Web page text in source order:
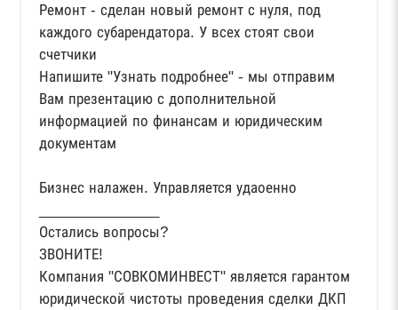
Ремонт - сделан новый ремонт с нуля, под
каждого субарендатора. У всех стоят свои
счетчики
Напишите "Узнать подробнее" - мы отправим
Вам презентацию с дополнительной
информацией по финансам и юридическим
документам
Бизнес налажен. Управляется удаоенно
Остались вопросы?
ЗВОНИТЕ!
Компания "СОВКОМИНВЕСТ" является гарантом
юридической чистоты проведения сделки ДКП